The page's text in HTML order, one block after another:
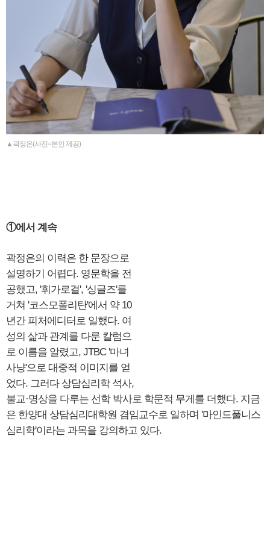
▲곽정은(사진=본인 제공)
①에서 계속
곽정은의 이력은 한 문장으로
설명하기 어렵다. 영문학을 전
공했고, '휘가로걸', '싱글즈'를
거쳐 '코스모폴리탄'에서 약 10
년간 피처에디터로 일했다. 여
성의 삶과 관계를 다룬 칼럼으
로 이름을 알렸고, JTBC '마녀
사냥'으로 대중적 이미지를 얻
었다. 그러다 상담심리학 석사,
불교·명상을 다루는 선학 박사로 학문적 무게를 더했다. 지금
은 한양대 상담심리대학원 겸임교수로 일하며 '마인드풀니스
심리학'이라는 과목을 강의하고 있다.